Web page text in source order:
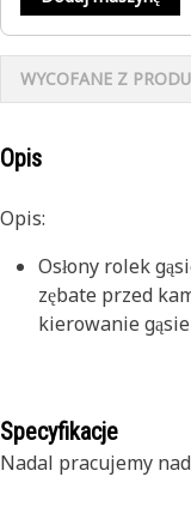
WYCOFANE Z
Opis
Opis:
Osłony rolek
zębate przed
kierowanie
Specyfikacje
Nadal pracujemy